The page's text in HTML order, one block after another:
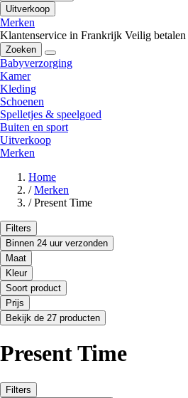
Uitverkoop
Merken
Klantenservice in Frankrijk Veilig betalen
Zoeken
Babyverzorging
Kamer
Kleding
Schoenen
Spelletjes & speelgoed
Buiten en sport
Uitverkoop
Merken
Home
/ Merken
/ Present Time
Filters
Binnen 24 uur verzonden
Maat
Kleur
Soort product
Prijs
Bekijk de 27 producten
Present Time
Filters